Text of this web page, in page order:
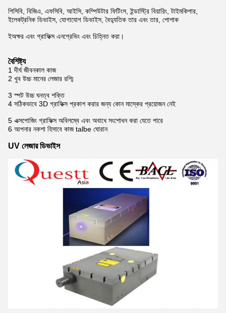
পিসিবি, বিজিএ, এফসিবি, আইসি, কম্পিউটার ফিটিংস, ইন্ডাস্ট্রি বিয়ারিং, টাইমকিপার,
ইলেকট্রনিক ডিভাইস, যোগাযোগ ডিভাইস, বৈদ্যুতিক তার এবং তার, পোশাক
ইঅক্ষর এবং গ্রাফিক্স এনগ্রেভিং এবং চিহ্নিত করা।
বৈশিষ্ট্য
1 দীর্ঘ জীবনকাল কাজ
2 খুব উচ্চ মানের লেজার রশ্মি
3 স্পট উচ্চ ঘনত্ব শক্তি
4 সঠিকভাবে 3D গ্রাফিক্স প্রকাশ করার জন্য কোন মাস্কের প্রয়োজন নেই
5 এক্সপোজিং গ্রাফিক্স অবিলম্বে এবং অবাধে সংশোধন করা যেতে পারে
6 আপনার নকশা হিসাবে কাজ talbe ঘোরান
UV লেজার ডিভাইস